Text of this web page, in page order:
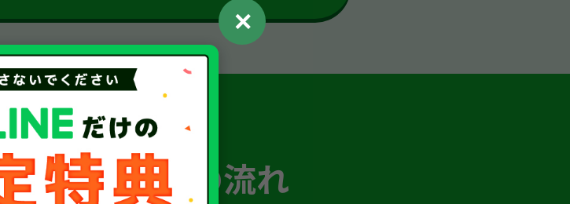
5ステップ！
事故車買取の流れ
✕